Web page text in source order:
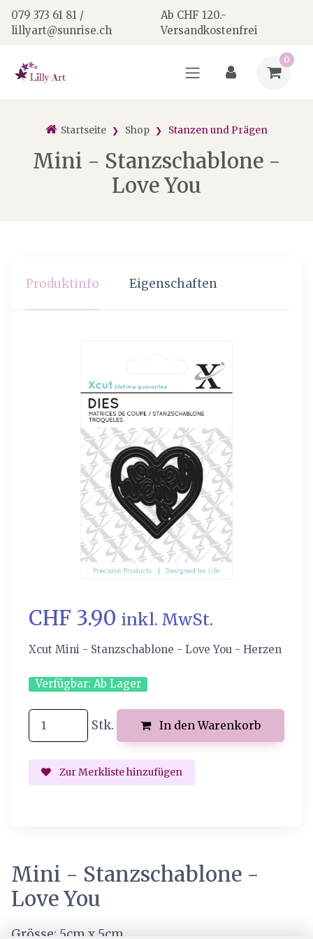
079 373 61 81 /
lillyart@sunrise.ch
Ab CHF 120.-
Versandkostenfrei
0
Startseite Shop Stanzen und Prägen
Mini - Stanzschablone -
Love You
Produktinfo Eigenschaften
CHF 3.90 inkl. MwSt.
Xcut Mini - Stanzschablone - Love You - Herzen
Verfügbar: Ab Lager
Stk. In den Warenkorb
Zur Merkliste hinzufügen
Mini - Stanzschablone -
Love You
Grösse: 5cm x 5cm